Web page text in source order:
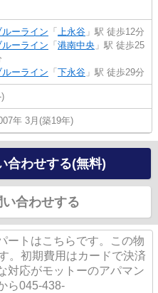
ルーライン 「 上永谷 」駅 徒歩12分
ルーライン 「 港南中央 」駅 徒歩25
ルーライン 「 下永谷 」駅 徒歩29分
年 3月(築19年)
合わせする(無料)
合わせする
ートはこちらです。この物
。初期費用はカードで決済
対応がモットーのアパマン
ら045-438-